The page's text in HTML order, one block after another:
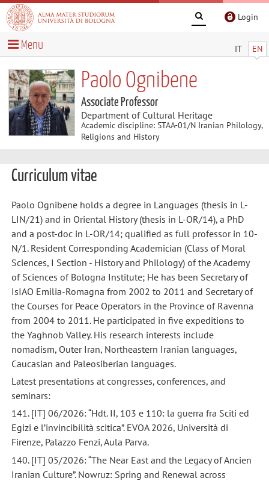
Login
IT EN
Menu
Paolo Ognibene
Associate Professor
Department of Cultural Heritage
Academic discipline: STAA-01/N Iranian Philology,
Religions and History
Curriculum vitae
Paolo Ognibene holds a degree in Languages (thesis in L-
LIN/21) and in Oriental History (thesis in L-OR/14), a PhD
and a post-doc in L-OR/14; qualified as full professor in 10-
N/1. Resident Corresponding Academician (Class of Moral
Sciences, I Section - History and Philology) of the Academy
of Sciences of Bologna Institute; He has been Secretary of
IsIAO Emilia-Romagna from 2002 to 2011 and Secretary of
the Courses for Peace Operators in the Province of Ravenna
from 2004 to 2011. He participated in five expeditions to
the Yaghnob Valley. His research interests include
nomadism, Outer Iran, Northeastern Iranian languages,
Caucasian and Paleosiberian languages.
Latest presentations at congresses, conferences, and
seminars:
141. [IT] 06/2026: “Hdt. II, 103 e 110: la guerra fra Sciti ed
Egizi e l’invincibilità scitica”. EVOA 2026, Università di
Firenze, Palazzo Fenzi, Aula Parva.
140. [IT] 05/2026: “The Near East and the Legacy of Ancien
Iranian Culture”. Nowruz: Spring and Renewal across